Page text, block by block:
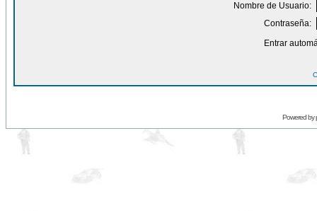
Nombre de Usuario:
Contraseña:
Entrar
Powered by